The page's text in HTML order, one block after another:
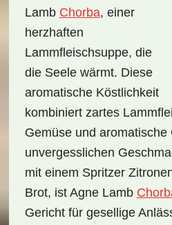
Lamb Chorba, einer
herzhaften
Lammfleischsuppe, die
die Seele wärmt. Diese
aromatische Köstlichkeit
kombiniert zartes
Gemüse und aromatische
unvergesslichen
mit einem Spritzer
Brot, ist Agne Lamb
Gericht für gesellige